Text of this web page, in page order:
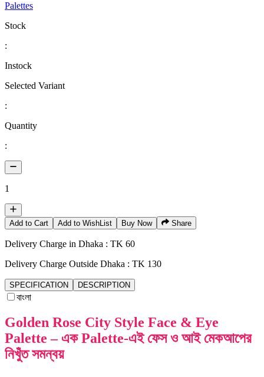
Palettes
Stock
:
Instock
Selected Variant
:
Quantity
:
1
Add to Cart Add to WishList Buy Now Share
Delivery Charge in Dhaka : TK 60
Delivery Charge Outside Dhaka : TK 130
SPECIFICATION DESCRIPTION
বাংলা
Golden Rose City Style Face & Eye
Palette – এক Palette-এই ফেস ও আই মেকআপের
নিখুঁত সমন্বয়